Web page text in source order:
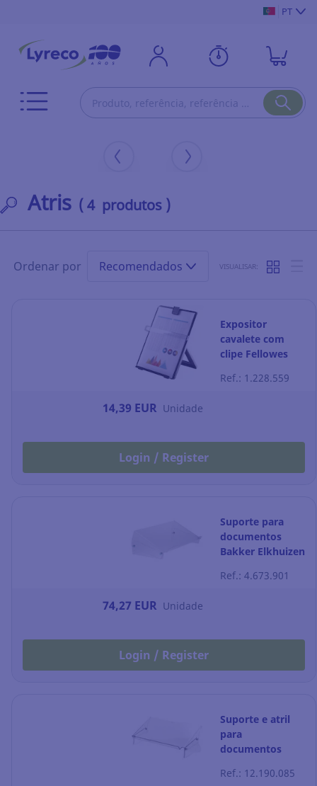
PT
Atris ( 4 produtos )
Ordenar por Recomendados VISUALISAR:
Expositor
cavalete com
clipe Fellowes
Ref.: 1.228.559
14,39 EUR Unidade
Login / Register
Suporte para
documentos
Bakker Elkhuizen
ajustável -
Ref.: 4.673.901
74,27 EUR Unidade
Login / Register
Suporte e atril
para
documentos
transparente
Ref.: 12.190.085